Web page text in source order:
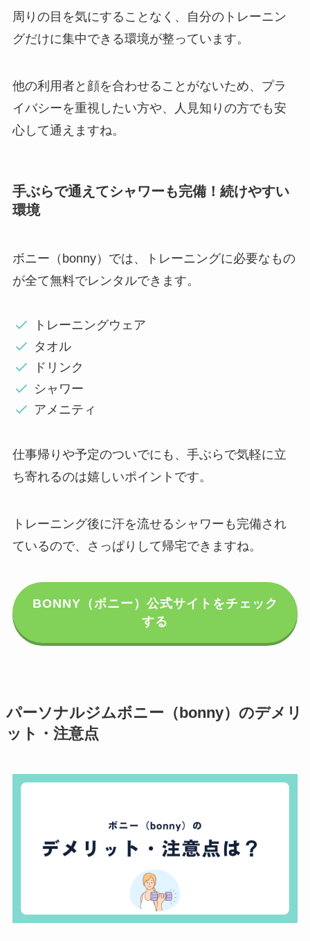
周りの目を気にすることなく、自分のトレーニン
グだけに集中できる環境が整っています。
他の利用者と顔を合わせることがないため、プラ
イバシーを重視したい方や、人見知りの方でも安
心して通えますね。
手ぶらで通えてシャワーも完備！続けやすい
環境
ボニー（bonny）では、トレーニングに必要なもの
が全て無料でレンタルできます。
トレーニングウェア
タオル
ドリンク
シャワー
アメニティ
仕事帰りや予定のついでにも、手ぶらで気軽に立
ち寄れるのは嬉しいポイントです。
トレーニング後に汗を流せるシャワーも完備され
ているので、さっぱりして帰宅できますね。
BONNY（ボニー）公式サイトをチェック
する
パーソナルジムボニー（bonny）のデメリ
ット・注意点